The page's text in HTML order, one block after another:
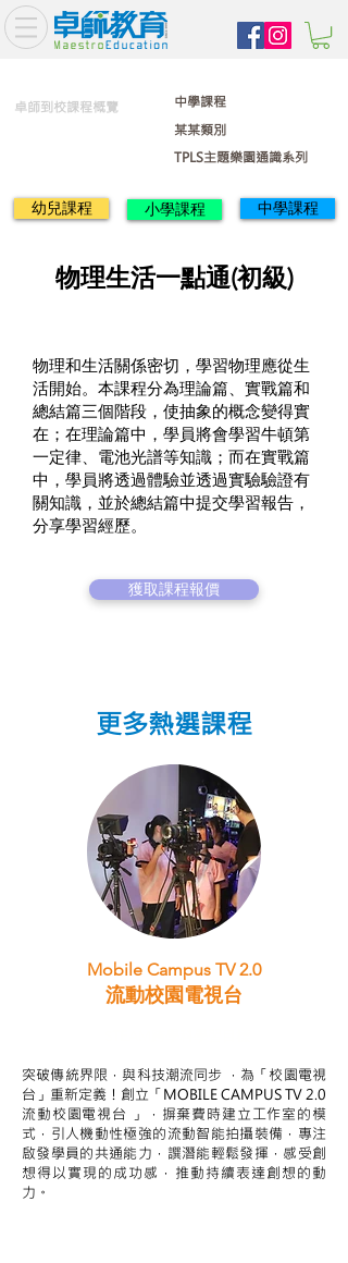
卓師到校課程概覽
某某類別
TPLS主題樂園通識系列
中學課程
幼兒課程 小學課程 中學課程
物理和生活關係密切，學習物理應從生
活開始。本課程分為理論篇、實戰篇和
總結篇三個階段，使抽象的概念變得實
在；在理論篇中，學員將會學習牛頓第
一定律、電池光譜等知識；而在實戰篇
中，學員將透過體驗並透過實驗驗證有
關知識，並於總結篇中提交學習報告，
分享學習經歷。
獲取課程報價
物理生活一點通(初級)
更多熱選課程
Mobile Campus TV 2.0
流動校園電視台
突破傳統界限，與科技潮流同步 ，為「校園電視
台」重新定義！創立「MOBILE CAMPUS TV 2.0
流動校園電視台 」，摒棄費時建立工作室的模
式，引人機動性極強的流動智能拍攝裝備，專注
啟發學員的共通能力，譔潛能輕鬆發揮，感受創
想得以實現的成功感，推動持續表達創想的動
力。